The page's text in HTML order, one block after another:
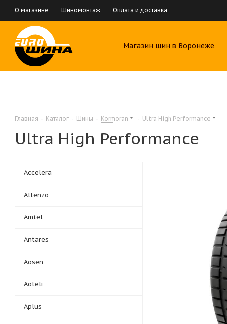
О магазине Шиномонтаж Оплата и доставка
Магазин шин в Воронеже
Главная - Каталог - Шины - Kormoran - Ultra High Performance
Ultra High Performance
Accelera
Altenzo
Amtel
Antares
Aosen
Aoteli
Aplus